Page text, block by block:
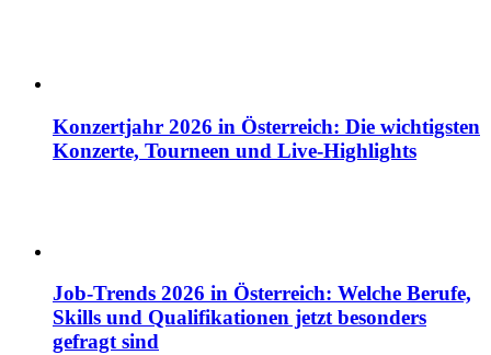
Konzertjahr 2026 in Österreich: Die wichtigsten
Konzerte, Tourneen und Live-Highlights
Job-Trends 2026 in Österreich: Welche Berufe,
Skills und Qualifikationen jetzt besonders
gefragt sind